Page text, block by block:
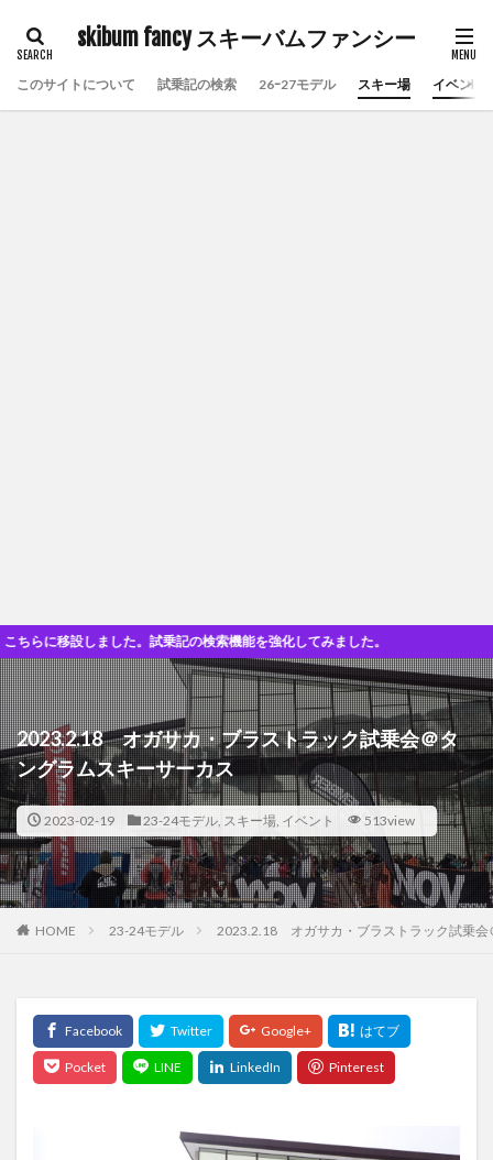
skibum fancy スキーバムファンシー
このサイトについて 試乗記の検索 26ｰ27モデル スキー場 イベント
た。試乗記の検索機能を強化してみました。
2023.2.18 オガサカ・ブラストラック試乗会＠タ
ングラムスキーサーカス
2023-02-19 23-24モデル, スキー場, イベント 513view
HOME 23-24モデル 2023.2.18 オガサカ・ブラストラック試乗会